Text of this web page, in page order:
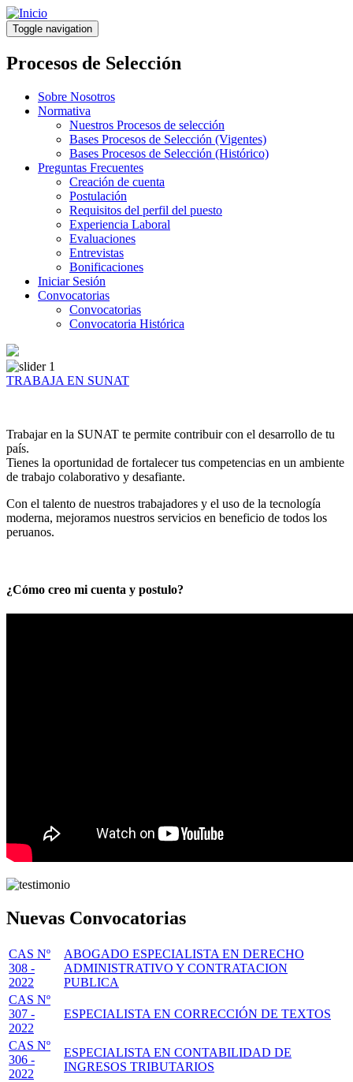
Pasar
al
contenido
principal
Toggle navigation
Procesos de Selección
Sobre Nosotros
Normativa
Nuestros Procesos de selección
Bases Procesos de Selección (Vigentes)
Bases Procesos de Selección (Histórico)
Preguntas Frecuentes
Creación de cuenta
Postulación
Requisitos del perfil del puesto
Experiencia Laboral
Evaluaciones
Entrevistas
Bonificaciones
Iniciar Sesión
Convocatorias
Convocatorias
Convocatoria Histórica
TRABAJA EN SUNAT
Trabajar en la SUNAT te permite contribuir con el desarrollo de tu
país.
Tienes la oportunidad de fortalecer tus competencias en un ambiente
de trabajo colaborativo y desafiante.
Con el talento de nuestros trabajadores y el uso de la tecnología
moderna, mejoramos nuestros servicios en beneficio de todos los
peruanos.
¿Cómo creo mi cuenta y postulo?
Nuevas Convocatorias
CAS Nº
308 -
2022
ABOGADO ESPECIALISTA EN DERECHO
ADMINISTRATIVO Y CONTRATACION
PUBLICA
CAS Nº
307 -
2022
ESPECIALISTA EN CORRECCIÓN DE TEXTOS
CAS Nº
306 -
2022
ESPECIALISTA EN CONTABILIDAD DE
INGRESOS TRIBUTARIOS